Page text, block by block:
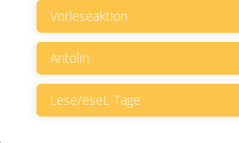
Vorleseaktion
Antolin
Lese/eseL-Tage